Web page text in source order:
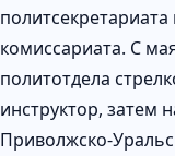
комиссариата. С
политотдела
инструктор, затем
Приволжско-